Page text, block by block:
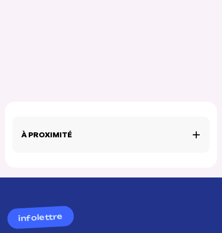
À PROXIMITÉ
infolettre